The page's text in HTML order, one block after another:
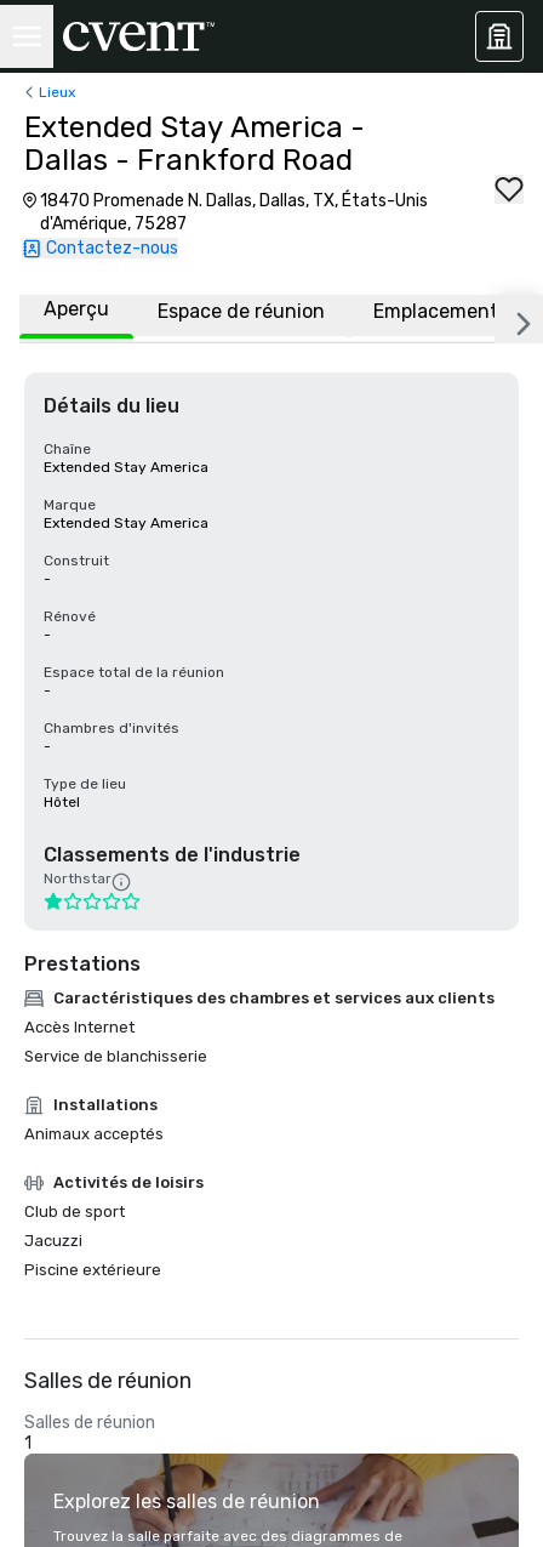
Lieux
Extended Stay America -
Dallas - Frankford Road
18470 Promenade N. Dallas, Dallas, TX, États-Unis
d'Amérique, 75287
Contactez-nous
Aperçu Espace de réunion Emplacement
Détails du lieu
Chaîne
Extended Stay America
Marque
Extended Stay America
Construit
-
Rénové
-
Espace total de la réunion
-
Chambres d'invités
-
Type de lieu
Hôtel
Classements de l'industrie
Northstar
Prestations
Caractéristiques des chambres et services aux clients
Accès Internet
Service de blanchisserie
Installations
Animaux acceptés
Activités de loisirs
Club de sport
Jacuzzi
Piscine extérieure
Salles de réunion
Salles de réunion
1
Explorez les salles de réunion
Trouvez la salle parfaite avec des diagrammes de